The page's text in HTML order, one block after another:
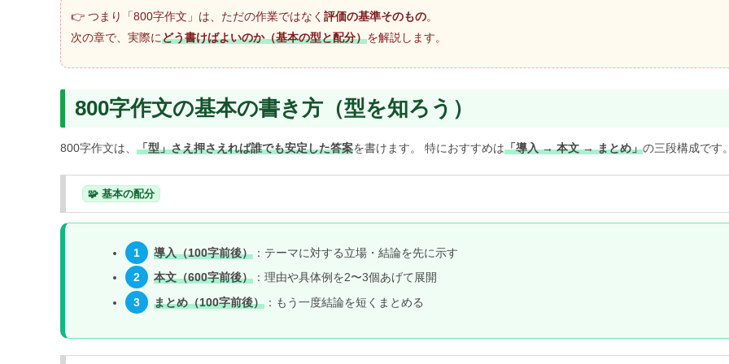
👉 つまり「800字作文」は、ただの作業ではなく 評価の基準そのもの。
次の章で、実際にどう書けばよいのか（基本の型と配分）を解説します。
800字作文の基本の書き方（型を知ろう）
800字作文は、 「型」さえ押さえれば誰でも安定した答案を書けます。 特におすすめは「導入 → 本文 → まとめ」の三段構成です
🧩 基本の配分
1 導入（100字前後）：テーマに対する立場・結論を先に示す
2
本文（600字前後）：理由や具体例を2〜3個あげて展開
3
まとめ（100字前後）：もう一度結論を短くまとめる